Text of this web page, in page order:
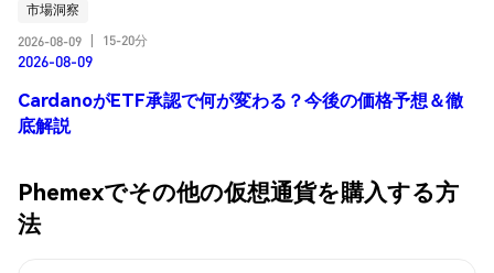
市場洞察
2026-08-09
15-20分
2026-08-09
CardanoがETF承認で何が変わる？今後の価格予想＆徹
底解説
Phemexでその他の仮想通貨を購入する方
法